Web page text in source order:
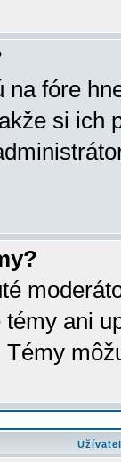
na fóre
si ich
ani